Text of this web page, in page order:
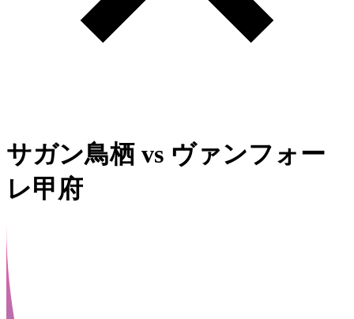
サガン鳥栖 vs ヴァンフォー
レ甲府